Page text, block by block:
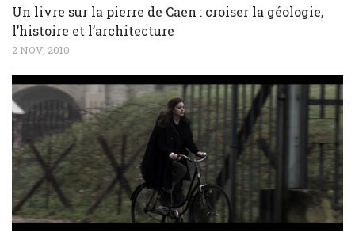
Un livre sur la pierre de Caen : croiser la géologie,
l’histoire et l’architecture
2 NOV, 2010